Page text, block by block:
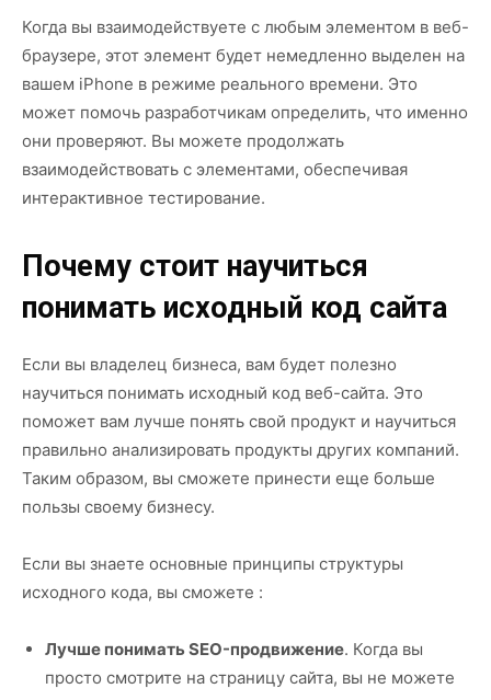
Когда вы взаимодействуете с любым элементом в веб-
браузере, этот элемент будет немедленно выделен на
вашем iPhone в режиме реального времени. Это
может помочь разработчикам определить, что именно
они проверяют. Вы можете продолжать
взаимодействовать с элементами, обеспечивая
интерактивное тестирование.
Почему стоит научиться
понимать исходный код сайта
Если вы владелец бизнеса, вам будет полезно
научиться понимать исходный код веб-сайта. Это
поможет вам лучше понять свой продукт и научиться
правильно анализировать продукты других компаний.
Таким образом, вы сможете принести еще больше
пользы своему бизнесу.
Если вы знаете основные принципы структуры
исходного кода, вы сможете :
Лучше понимать SEO-продвижение. Когда вы
просто смотрите на страницу сайта, вы не можете